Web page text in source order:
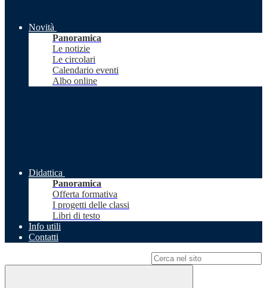
Novità
Panoramica
Le notizie
Le circolari
Calendario eventi
Albo online
Didattica
Panoramica
Offerta formativa
I progetti delle classi
Libri di testo
Info utili
Contatti